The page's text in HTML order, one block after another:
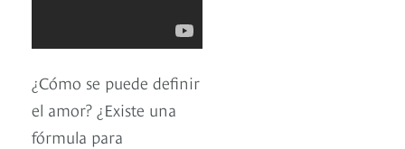
¿Cómo se puede definir
el amor? ¿Existe una
fórmula para